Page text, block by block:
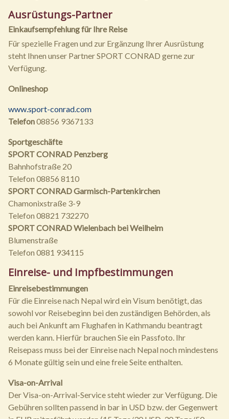
Ausrüstungs-Partner
Einkaufsempfehlung für Ihre Reise
Für spezielle Fragen und zur Ergänzung Ihrer Ausrüstung
steht Ihnen unser Partner SPORT CONRAD gerne zur
Verfügung.
Onlineshop
www.sport-conrad.com
Telefon08856 9367133
Sportgeschäfte
SPORT CONRAD Penzberg
Bahnhofstraße 20
Telefon 08856 8110
SPORT CONRAD Garmisch-Partenkirchen
Chamonixstraße 3-9
Telefon 08821 732270
SPORT CONRAD Wielenbach bei Weilheim
Blumenstraße
Telefon 0881 934115
Einreise- und Impfbestimmungen
Einreisebestimmungen
Für die Einreise nach Nepal wird ein Visum benötigt, das
sowohl vor Reisebeginn bei den zuständigen Behörden, als
auch bei Ankunft am Flughafen in Kathmandu beantragt
werden kann. Hierfür brauchen Sie ein Passfoto. Ihr
Reisepass muss bei der Einreise nach Nepal noch mindestens
6 Monate gültig sein und eine freie Seite enthalten.
Visa-on-Arrival
Der Visa-on-Arrival-Service steht wieder zur Verfügung. Die
Gebühren sollten passend in bar in USD bzw. der Gegenwert